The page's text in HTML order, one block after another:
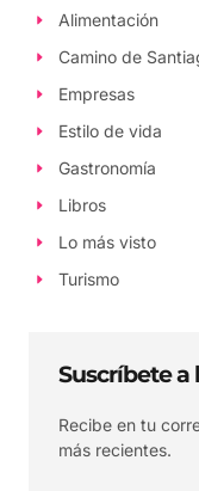
Alimentación
Camino de
Empresas
Estilo de vida
Gastronomía
Libros
Lo más visto
Turismo
Suscríbete a
Recibe en tu
más recientes.